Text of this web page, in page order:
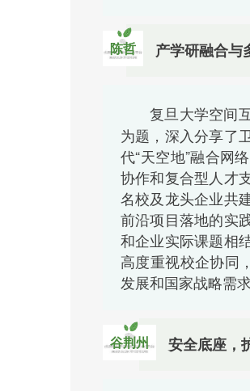
陈哲 产学研融合与
复旦大学空间
为题，深入分享了
代“天空地”融合网
协作和复合型人才
名校及龙头企业共
前沿项目落地的实
和企业实际课题相
高度重视校企协同
发展和国家战略需求
谷荆州 安全底座，